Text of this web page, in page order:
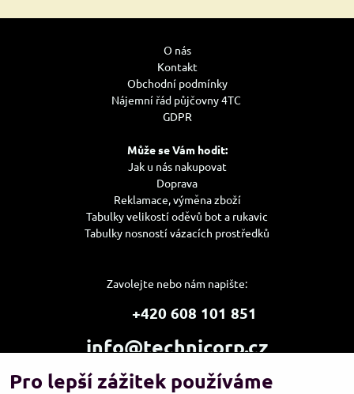
O nás
Kontakt
Obchodní podmínky
Nájemní řád půjčovny 4TC
GDPR
Může se Vám hodit:
Jak u nás nakupovat
Doprava
Reklamace, výměna zboží
Tabulky velikostí oděvů bot a rukavic
Tabulky nosností vázacích prostředků
Zavolejte nebo nám napište:
+420 608 101 851
info@technicorp.cz
Showroom a výdejní místo:
Pro lepší zážitek používáme